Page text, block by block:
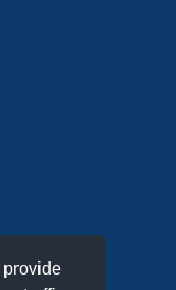
provide